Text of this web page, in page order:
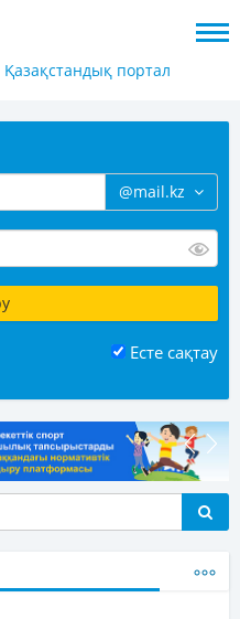
Қазақстандық портал
@mail.kz
Есте сақтау